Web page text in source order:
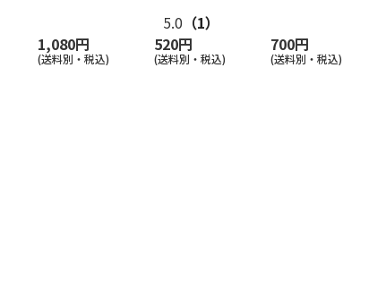
1,080円
(送料別・税込)
5.0 （1）
520円
(送料別・税込)
700円
(送料別・税込)